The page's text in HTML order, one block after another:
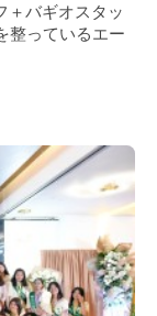
＋バギオスタッ
整っているエー